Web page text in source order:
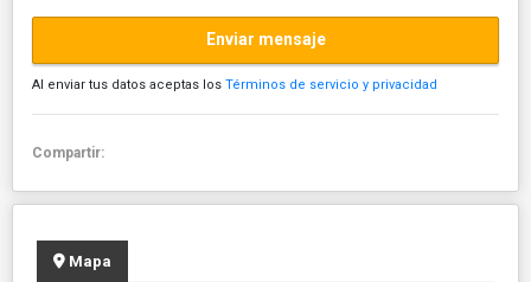
Enviar mensaje
Al enviar tus datos aceptas los Términos de servicio y privacidad
Compartir:
Mapa